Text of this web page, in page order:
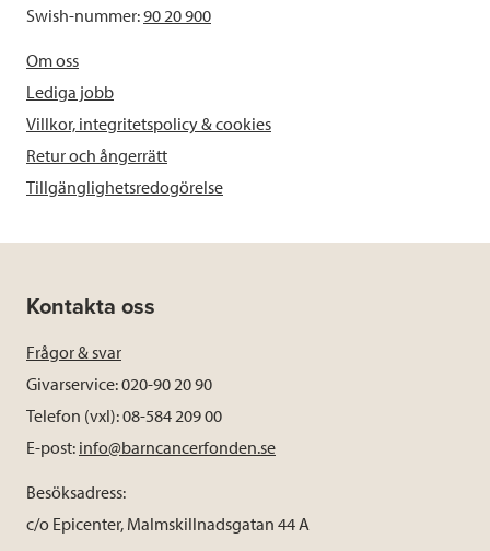
Swish-nummer:90 20 900
Om oss
Lediga jobb
Villkor, integritetspolicy & cookies
Retur och ångerrätt
Tillgänglighetsredogörelse
Kontakta oss
Frågor & svar
Givarservice: 020-90 20 90
Telefon (vxl): 08-584 209 00
E-post: info@barncancerfonden.se
Besöksadress:
c/o Epicenter, Malmskillnadsgatan 44 A